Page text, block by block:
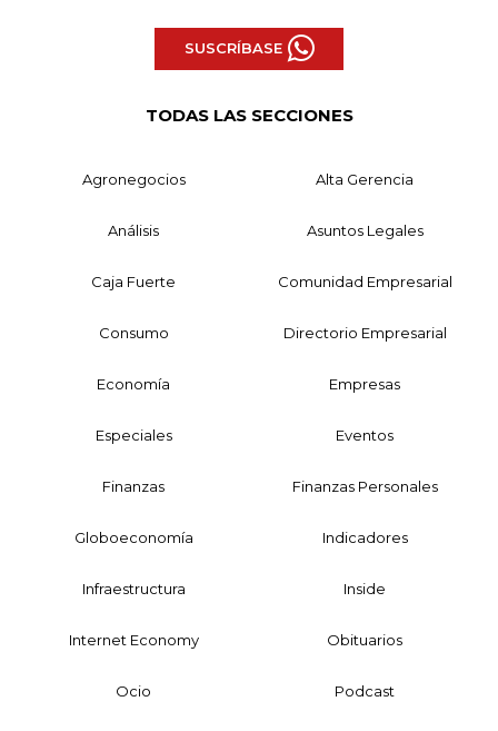
SUSCRÍBASE
TODAS LAS SECCIONES
Agronegocios Alta Gerencia
Análisis Asuntos Legales
Caja Fuerte Comunidad Empresarial
Consumo Directorio Empresarial
Economía Empresas
Especiales Eventos
Finanzas Finanzas Personales
Globoeconomía Indicadores
Infraestructura Inside
Internet Economy Obituarios
Ocio Podcast